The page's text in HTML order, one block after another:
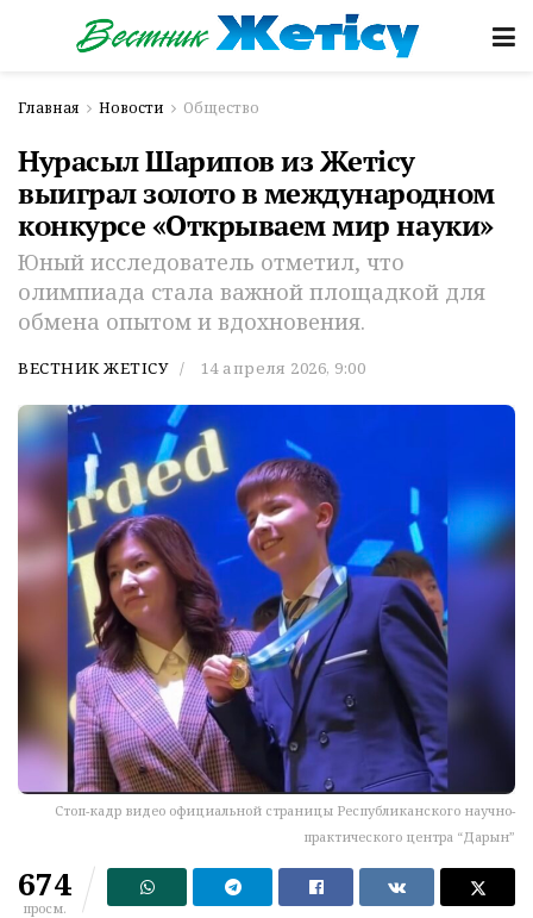
Главная Новости Общество
Нурасыл Шарипов из Жетісу
выиграл золото в международном
конкурсе «Открываем мир науки»
Юный исследователь отметил, что
олимпиада стала важной площадкой для
обмена опытом и вдохновения.
ВЕСТНИК ЖЕТІСУ 14 апреля 2026, 9:00
Стоп-кадр видео официальной страницы Республиканского научно-
практического центра “Дарын”
674
просм.